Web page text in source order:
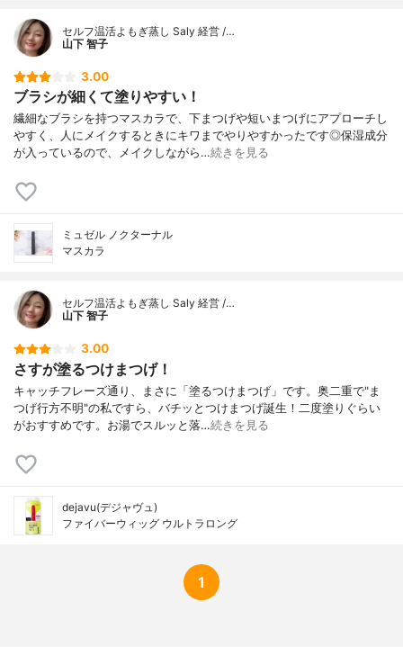
セルフ温活よもぎ蒸し Saly 経営 /…
山下 智子
3.00
ブラシが細くて塗りやすい！
繊細なブラシを持つマスカラで、下まつげや短いまつげにアプローチし
やすく、人にメイクするときにキワまでやりやすかったです◎保湿成分
が入っているので、メイクしながら…続きを見る
ミュゼル ノクターナル
マスカラ
セルフ温活よもぎ蒸し Saly 経営 /…
山下 智子
3.00
さすが塗るつけまつげ！
キャッチフレーズ通り、まさに「塗るつけまつげ」です。奥二重で"ま
つげ行方不明"の私ですら、バチッとつけまつげ誕生！二度塗りぐらい
がおすすめです。お湯でスルッと落…続きを見る
dejavu(デジャヴュ)
ファイバーウィッグ ウルトラロング
1